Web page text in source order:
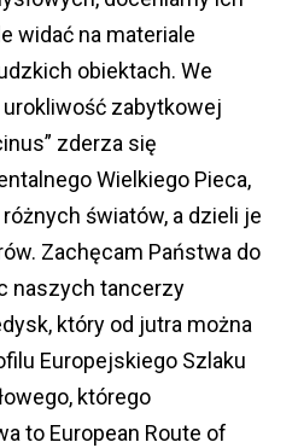
widać na materiale
obiektach. We
zabytkowej
zderza się
Wielkiego Pieca,
światów, a dzieli je
Zachęcam Państwa do
naszych tancerzy
który od jutra można
Europejskiego Szlaku
którego
to European Route of